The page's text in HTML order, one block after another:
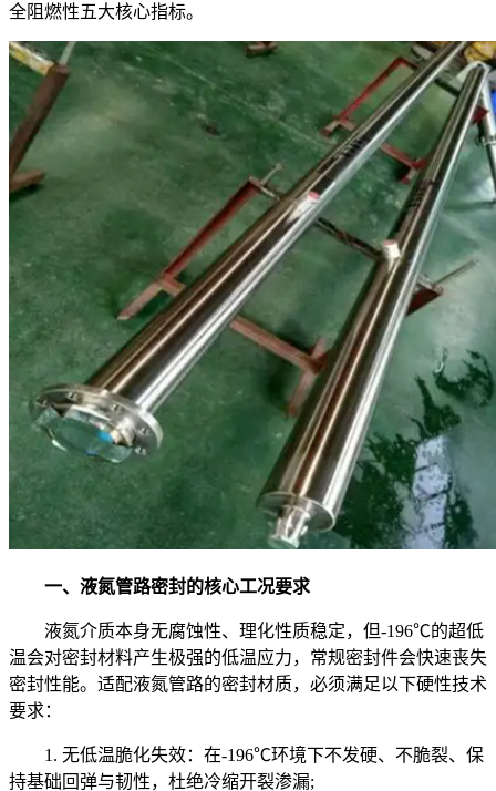
全阻燃性五大核心指标。
一、液氮管路密封的核心工况要求
液氮介质本身无腐蚀性、理化性质稳定，但-196℃的超低
温会对密封材料产生极强的低温应力，常规密封件会快速丧失
密封性能。适配液氮管路的密封材质，必须满足以下硬性技术
要求：
1. 无低温脆化失效：在-196℃环境下不发硬、不脆裂、保
持基础回弹与韧性，杜绝冷缩开裂渗漏;